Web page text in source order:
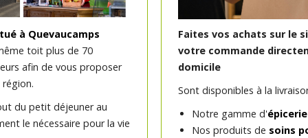
à Quevaucamps
toit plus de 70
afin de vous proposer
du petit déjeuner au
le nécessaire pour la vie
Faites vos achats sur le
votre commande
domicile
Sont disponibles à la
Notre gamme d'
Nos produits de soins
Haché de porc et veau
Ferme des Noyers